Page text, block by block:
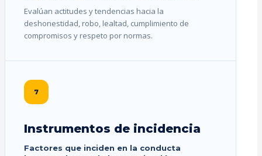
Evalúan actitudes y tendencias hacia la
deshonestidad, robo, lealtad, cumplimiento de
compromisos y respeto por normas.
7
Instrumentos de incidencia
Factores que inciden en la conducta